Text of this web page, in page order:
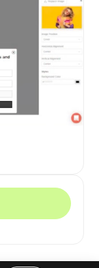
Visiter le site